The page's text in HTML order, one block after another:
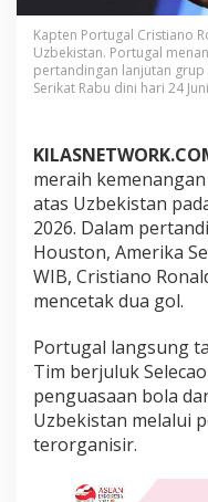
n
5
-
0
o
n
a
l
d
o
A
k
h
r
i
P
u
a
Kapten Portugal Cristiano
Uzbekistan. Portugal
pertandingan lanjutan grup
Serikat Rabu dini hari 24
meraih
atas Uzbekistan
2026. Dalam
Houston, Amerika
WIB, Cristiano
mencetak dua gol.
Portugal langsung
Tim berjuluk
penguasaan bola
Uzbekistan melalui
terorganisir.